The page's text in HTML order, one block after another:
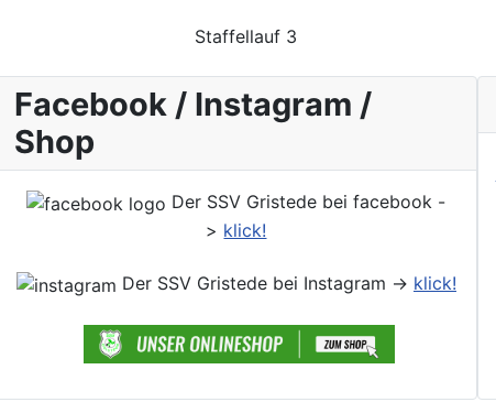
Facebook / Instagram /
Shop
Der SSV Gristede bei facebook -
> klick!
Der SSV Gristede bei Instagram -> klick!